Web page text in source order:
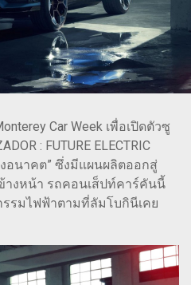
Car Week เพื่อเปิดตัวซู
: FUTURE ELECTRIC
อนาคต” ซึ่งมีแผนผลิตออกสู่
างหน้า รถคอนเส็ปท์คาร์คันนี้
รมไฟฟ้าตามที่ลัมโบกินีเคย